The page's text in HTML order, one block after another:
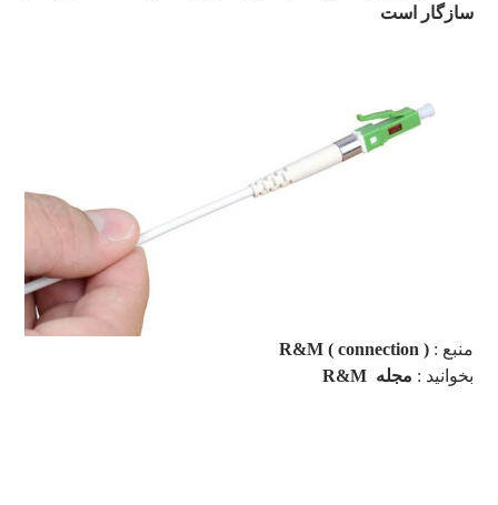
سازگار است
منبع :R&M ( connection )
بخوانید : مجله R&M